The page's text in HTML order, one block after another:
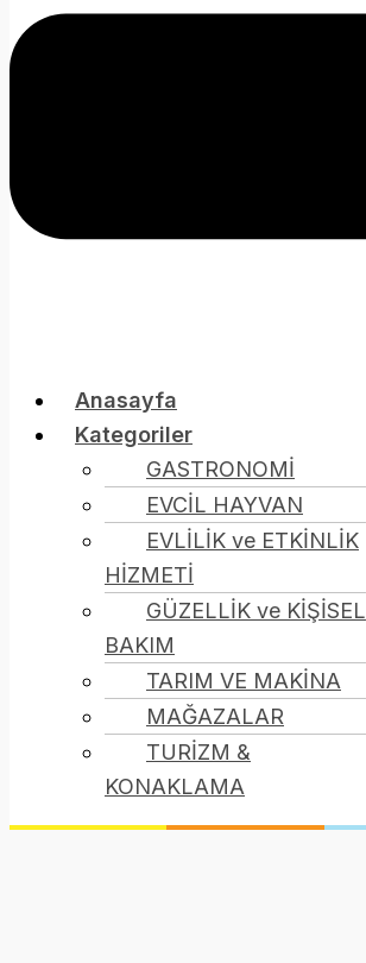
Anasayfa
Kategoriler
GASTRONOMİ
EVCİL HAYVAN
EVLİLİK ve ETKİNLİK
HİZMETİ
GÜZELLİK ve KİŞİSEL
BAKIM
TARIM VE MAKİNA
MAĞAZALAR
TURİZM &
KONAKLAMA